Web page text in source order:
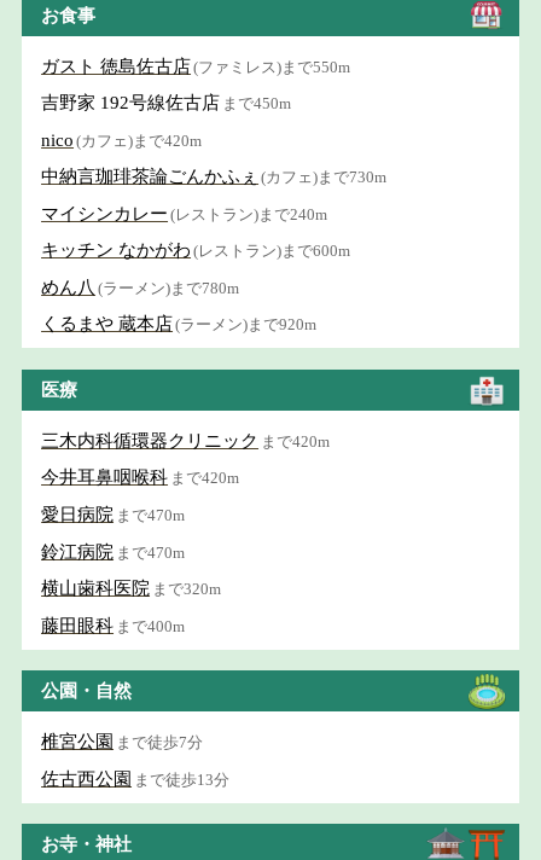
お食事
ガスト 徳島佐古店(ファミレス)まで550m
吉野家 192号線佐古店 まで450m
nico (カフェ)まで420m
中納言珈琲茶論ごんかふぇ (カフェ)まで730m
マイシンカレー (レストラン)まで240m
キッチン なかがわ (レストラン)まで600m
めん八 (ラーメン)まで780m
くるまや 蔵本店(ラーメン)まで920m
医療
三木内科循環器クリニック まで420m
今井耳鼻咽喉科 まで420m
愛日病院 まで470m
鈴江病院 まで470m
横山歯科医院 まで320m
藤田眼科 まで400m
公園・自然
椎宮公園 まで徒歩7分
佐古西公園 まで徒歩13分
お寺・神社